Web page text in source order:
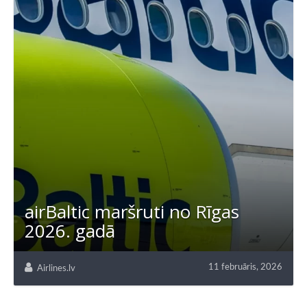
airBaltic maršruti no Rīgas
2026. gadā
Airlines.lv 11 februāris, 2026